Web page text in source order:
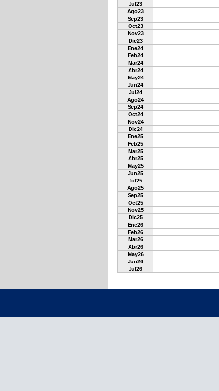
Jul23
Ago23
Sep23
Oct23
Nov23
Dic23
Ene24
Feb24
Mar24
Abr24
May24
Jun24
Jul24
Ago24
Sep24
Oct24
Nov24
Dic24
Ene25
Feb25
Mar25
Abr25
May25
Jun25
Jul25
Ago25
Sep25
Oct25
Nov25
Dic25
Ene26
Feb26
Mar26
Abr26
May26
Jun26
Jul26